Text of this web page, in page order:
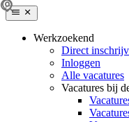
Werkzoekend
Direct
Inloggen
Alle vacatures
Vacatures bij